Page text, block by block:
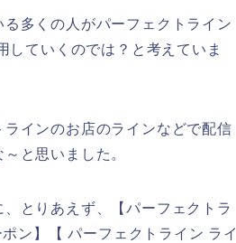
多くの人がパーフェクトライン
ていくのでは？と考えていま
インのお店のラインなどで配信
と思いました。
とりあえず、【パーフェクトラ
ン】【 パーフェクトライン ライ